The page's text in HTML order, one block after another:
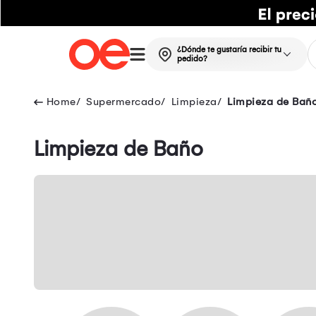
¿Dónde te gustaría recibir tu
pedido?
Supermercado Limpieza Limpieza de
Limpieza de Baño